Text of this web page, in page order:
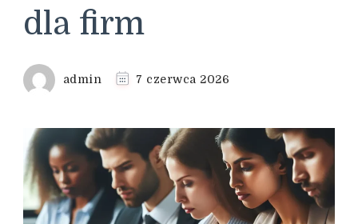
dla firm
admin 7 czerwca 2026